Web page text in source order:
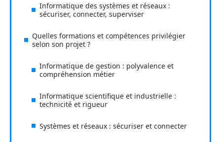
Informatique des systèmes et réseaux :
sécuriser, connecter, superviser
Quelles formations et compétences privilégier
selon son projet ?
Informatique de gestion : polyvalence et
compréhension métier
Informatique scientifique et industrielle :
technicité et rigueur
Systèmes et réseaux : sécuriser et connecter